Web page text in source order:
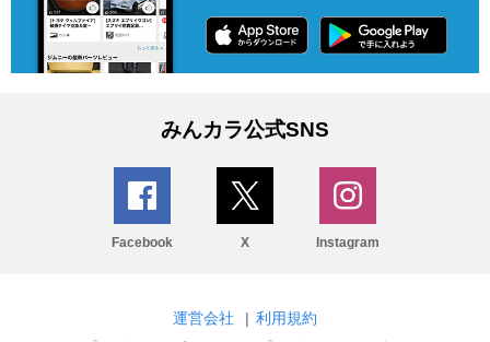
みんカラ公式SNS
Facebook X Instagram
運営会社 | 利用規約